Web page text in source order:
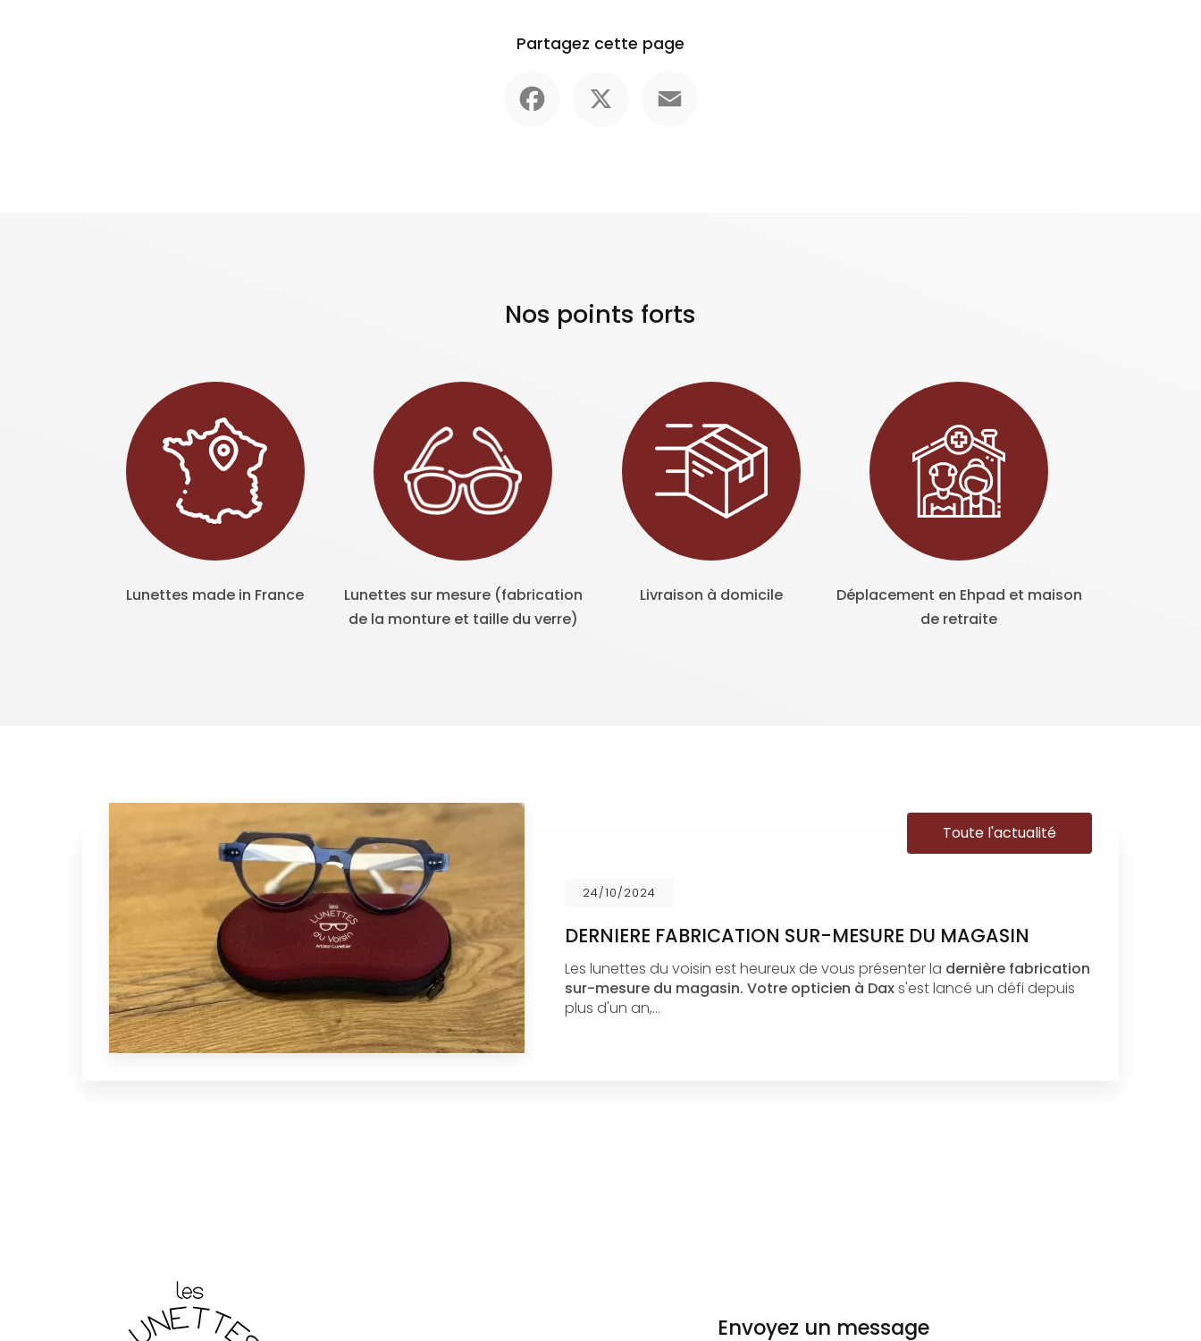
Partagez cette page
Nos points forts
Lunettes made in France
Lunettes sur mesure (fabrication
de la monture et taille du verre)
Livraison à domicile
Déplacement en Ehpad et maison
de retraite
24/10/2024
DERNIERE FABRICATION SUR-MESURE DU MAGASIN
Les lunettes du voisin est heureux de vous présenter la dernière fabrication
sur-mesure du magasin. Votre opticien à Daxs'est lancé un défi depuis
plus d'un an,…
Toute l'actualité
Envoyez un message